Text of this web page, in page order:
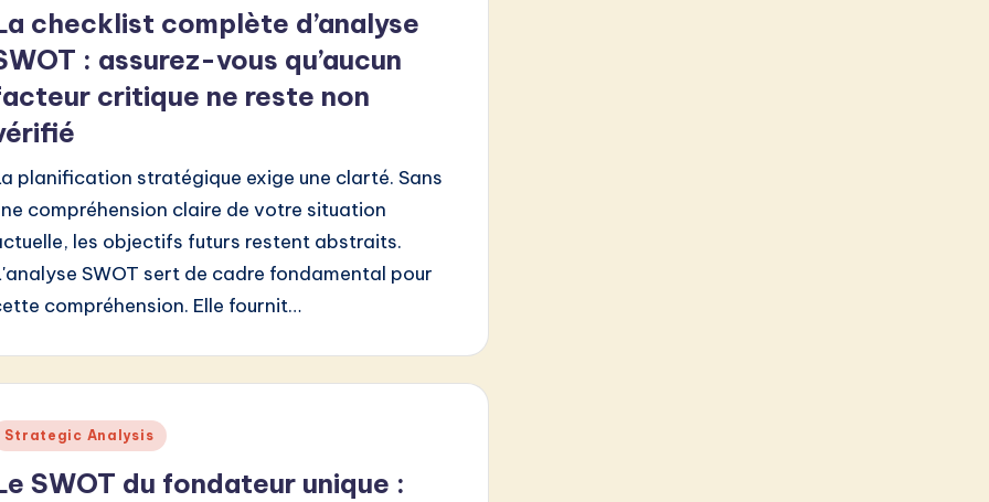
checklist complète d’analyse
: assurez-vous qu’aucun
critique ne reste non
planification stratégique exige une clarté. Sans
compréhension claire de votre situation
les objectifs futurs restent abstraits.
SWOT sert de cadre fondamental pour
compréhension. Elle fournit…
Strategic Analysis
SWOT du fondateur unique :